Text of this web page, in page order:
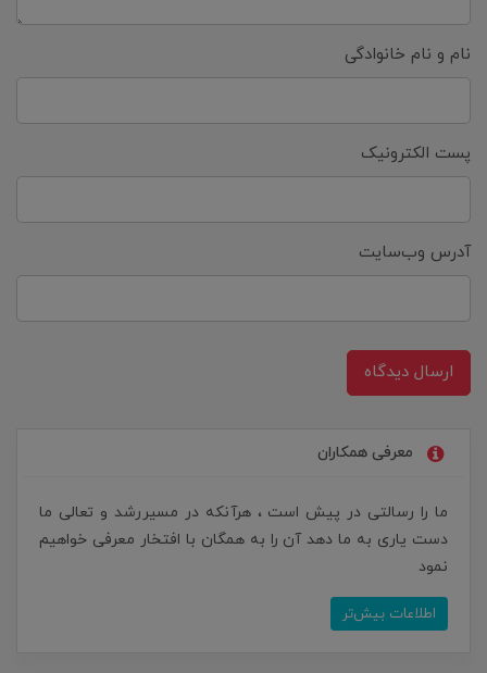
نام و نام خانوادگی
پست الکترونیک
آدرس وب‌سایت
ارسال دیدگاه
معرفی همکاران
ما را رسالتی در پیش است ، هرآنکه در مسیررشد و تعالی ما
دست یاری به ما دهد آن را به همگان با افتخار معرفی خواهیم
نمود
اطلاعات بیش‌تر